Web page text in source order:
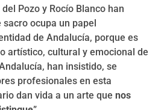
Pozo y Rocío Blanco han
sacro ocupa un papel
de Andalucía, porque es
artístico, cultural y emocional de
han insistido, se
profesionales en esta
dan vida a un arte que nos